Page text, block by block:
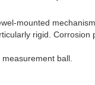
mounted
rigid. Corrosion
ball.